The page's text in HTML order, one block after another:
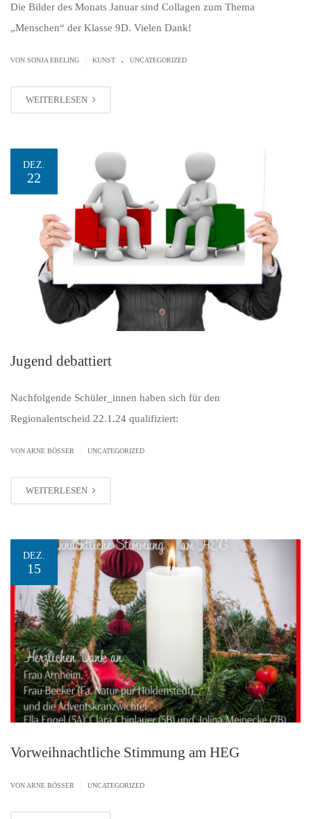
Die Bilder des Monats Januar sind Collagen zum Thema
„Menschen“ der Klasse 9D. Vielen Dank!
VON SONJA EBELING KUNST . UNCATEGORIZED
WEITERLESEN
DEZ.
22
Jugend debattiert
Nachfolgende Schüler_innen haben sich für den
Regionalentscheid 22.1.24 qualifiziert:
VON ARNE BÖSSER UNCATEGORIZED
WEITERLESEN
DEZ.
15
Vorweihnachtliche Stimmung am HEG
VON ARNE BÖSSER UNCATEGORIZED